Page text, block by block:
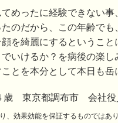
めったに経験できない事
のだから、この年齢でも
を綺麗にするということ
いけるか？を病後の楽し
とを本分として本日も岳
歳 東京都調布市 会社役
、効果効能を保証するものではあり